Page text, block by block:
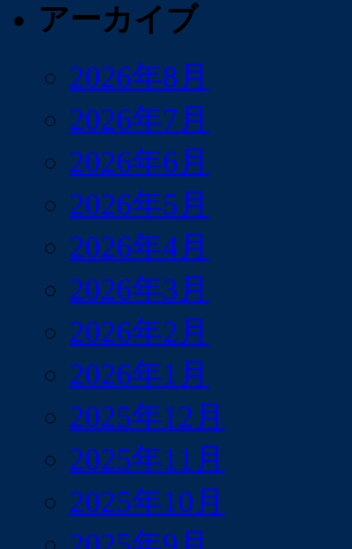
アーカイブ
2026年8月
2026年7月
2026年6月
2026年5月
2026年4月
2026年3月
2026年2月
2026年1月
2025年12月
2025年11月
2025年10月